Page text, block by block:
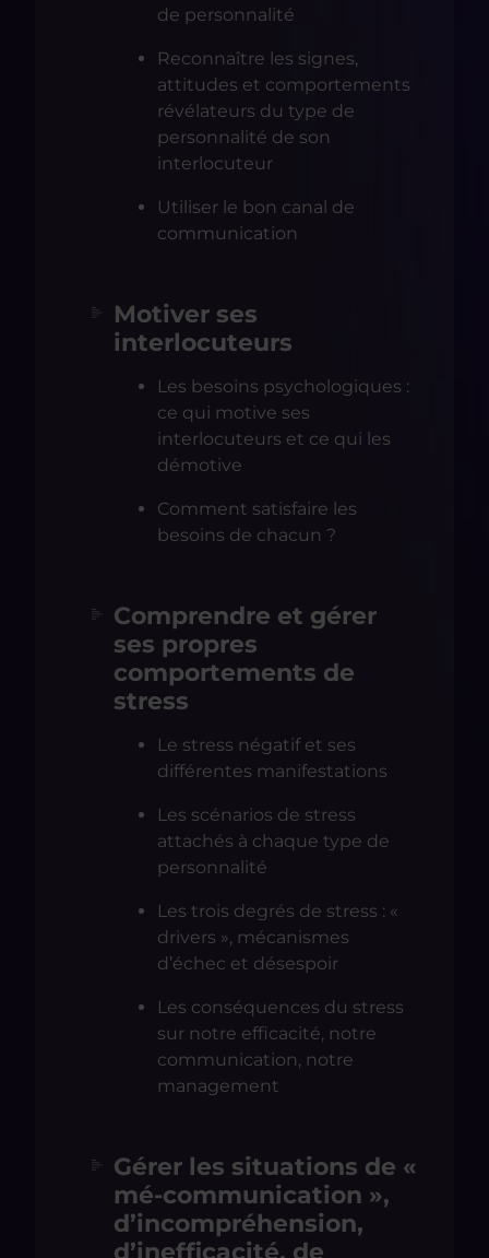
de personnalité
Reconnaître les signes,
attitudes et comportements
révélateurs du type de
personnalité de son
interlocuteur
Utiliser le bon canal de
communication
Motiver ses
interlocuteurs
Les besoins psychologiques :
ce qui motive ses
interlocuteurs et ce qui les
démotive
Comment satisfaire les
besoins de chacun ?
Comprendre et gérer
ses propres
comportements de
stress
Le stress négatif et ses
différentes manifestations
Les scénarios de stress
attachés à chaque type de
personnalité
Les trois degrés de stress : «
drivers », mécanismes
d’échec et désespoir
Les conséquences du stress
sur notre efficacité, notre
communication, notre
management
Gérer les situations de «
mé-communication »,
d’incompréhension,
d’inefficacité, de